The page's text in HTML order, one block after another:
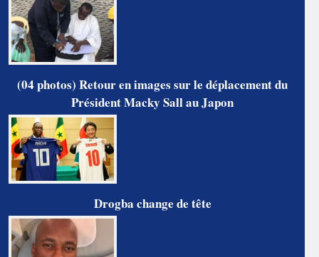
(04 photos) Retour en images sur le déplacement du
Président Macky Sall au Japon
Drogba change de tête